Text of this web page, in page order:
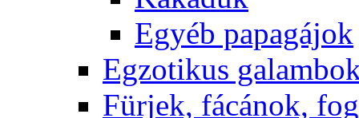
Egyéb papagájok
Egzotikus
Fürjek, fácánok,